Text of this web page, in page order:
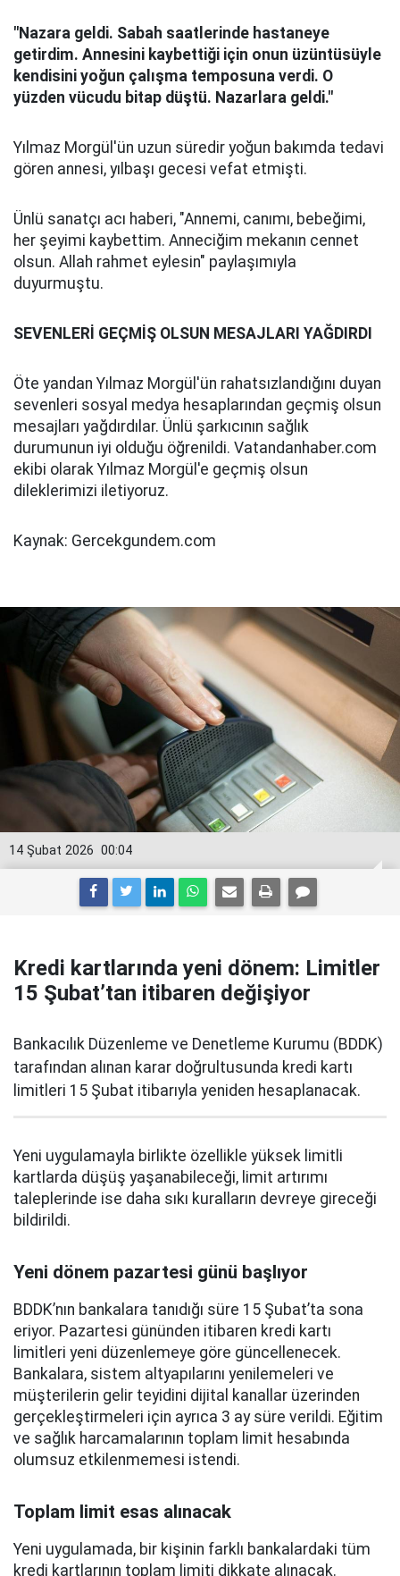
"Nazara geldi. Sabah saatlerinde hastaneye
getirdim. Annesini kaybettiği için onun üzüntüsüyle
kendisini yoğun çalışma temposuna verdi. O
yüzden vücudu bitap düştü. Nazarlara geldi."
Yılmaz Morgül'ün uzun süredir yoğun bakımda tedavi
gören annesi, yılbaşı gecesi vefat etmişti.
Ünlü sanatçı acı haberi, "Annemi, canımı, bebeğimi,
her şeyimi kaybettim. Anneciğim mekanın cennet
olsun. Allah rahmet eylesin" paylaşımıyla
duyurmuştu.
SEVENLERİ GEÇMİŞ OLSUN MESAJLARI YAĞDIRDI
Öte yandan Yılmaz Morgül'ün rahatsızlandığını duyan
sevenleri sosyal medya hesaplarından geçmiş olsun
mesajları yağdırdılar. Ünlü şarkıcının sağlık
durumunun iyi olduğu öğrenildi. Vatandanhaber.com
ekibi olarak Yılmaz Morgül'e geçmiş olsun
dileklerimizi iletiyoruz.
Kaynak: Gercekgundem.com
00:04
14 Şubat 2026
Kredi kartlarında yeni dönem: Limitler
15 Şubat’tan itibaren değişiyor
Bankacılık Düzenleme ve Denetleme Kurumu (BDDK)
tarafından alınan karar doğrultusunda kredi kartı
limitleri 15 Şubat itibarıyla yeniden hesaplanacak.
Yeni uygulamayla birlikte özellikle yüksek limitli
kartlarda düşüş yaşanabileceği, limit artırımı
taleplerinde ise daha sıkı kuralların devreye gireceği
bildirildi.
Yeni dönem pazartesi günü başlıyor
BDDK’nın bankalara tanıdığı süre 15 Şubat’ta sona
eriyor. Pazartesi gününden itibaren kredi kartı
limitleri yeni düzenlemeye göre güncellenecek.
Bankalara, sistem altyapılarını yenilemeleri ve
müşterilerin gelir teyidini dijital kanallar üzerinden
gerçekleştirmeleri için ayrıca 3 ay süre verildi. Eğitim
ve sağlık harcamalarının toplam limit hesabında
olumsuz etkilenmemesi istendi.
Toplam limit esas alınacak
Yeni uygulamada, bir kişinin farklı bankalardaki tüm
kredi kartlarının toplam limiti dikkate alınacak.